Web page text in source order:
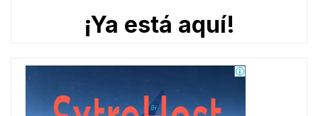
¡Ya está aquí!